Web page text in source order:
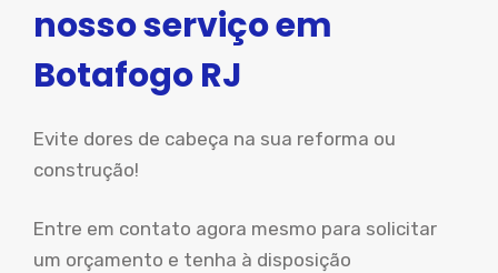
nosso serviço em
Botafogo RJ
Evite dores de cabeça na sua reforma ou
construção!
Entre em contato agora mesmo para solicitar
um orçamento e tenha à disposição